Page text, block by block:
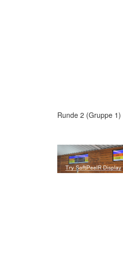
Runde 2 (Gruppe 1)